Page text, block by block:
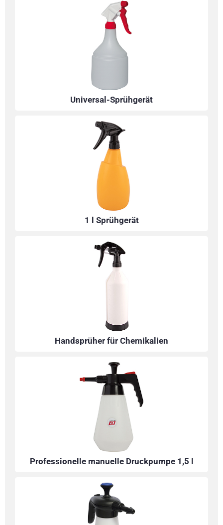
Universal-Sprühgerät
1 l Sprühgerät
Handsprüher für Chemikalien
Professionelle manuelle Druckpumpe 1,5 l